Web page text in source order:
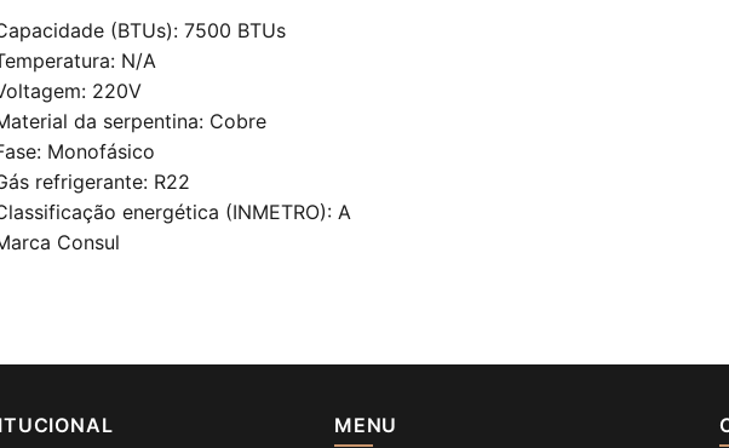
(BTUs): 7500 BTUs
N/A
220V
da serpentina: Cobre
Monofásico
refrigerante: R22
energética (INMETRO): A
Consul
MENU